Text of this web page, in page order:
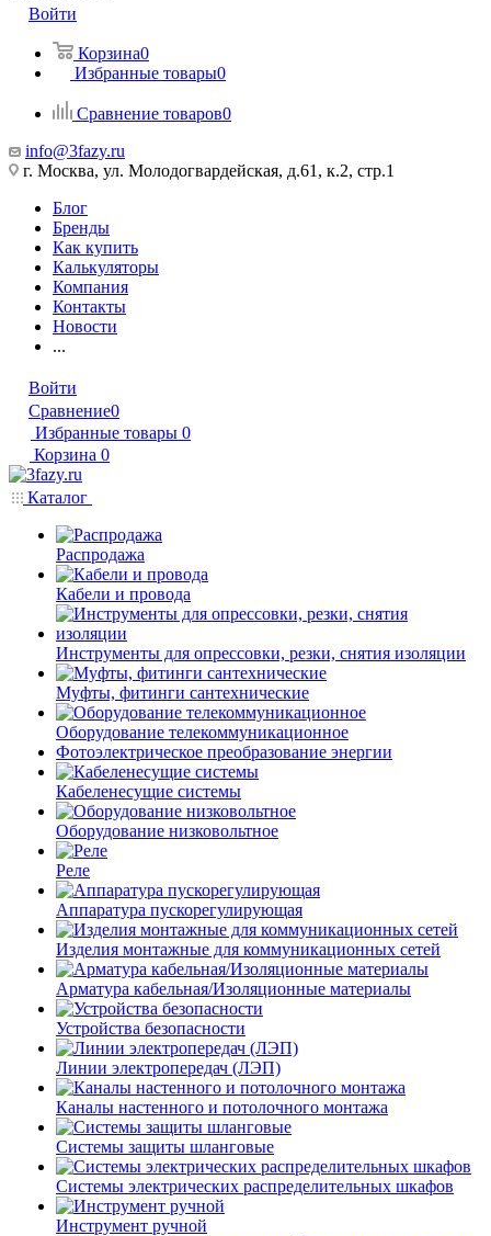
Войти
Корзина0
Избранные товары0
Сравнение товаров0
info@3fazy.ru
г. Москва, ул. Молодогвардейская, д.61, к.2, стр.1
Блог
Бренды
Как купить
Калькуляторы
Компания
Контакты
Новости
...
Войти
Сравнение0
Избранные товары 0
Корзина 0
Каталог
Распродажа
Кабели и провода
Инструменты для опрессовки, резки, снятия изоляции
Муфты, фитинги сантехнические
Оборудование телекоммуникационное
Фотоэлектрическое преобразование энергии
Кабеленесущие системы
Оборудование низковольтное
Реле
Аппаратура пускорегулирующая
Изделия монтажные для коммуникационных сетей
Арматура кабельная/Изоляционные материалы
Устройства безопасности
Линии электропередач (ЛЭП)
Каналы настенного и потолочного монтажа
Системы защиты шланговые
Системы электрических распределительных шкафов
Инструмент ручной